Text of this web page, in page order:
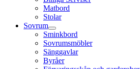
Matbord
Stolar
Sovrum
Sminkbord
Sovrumsmöbler
Sänggavlar
Byråer